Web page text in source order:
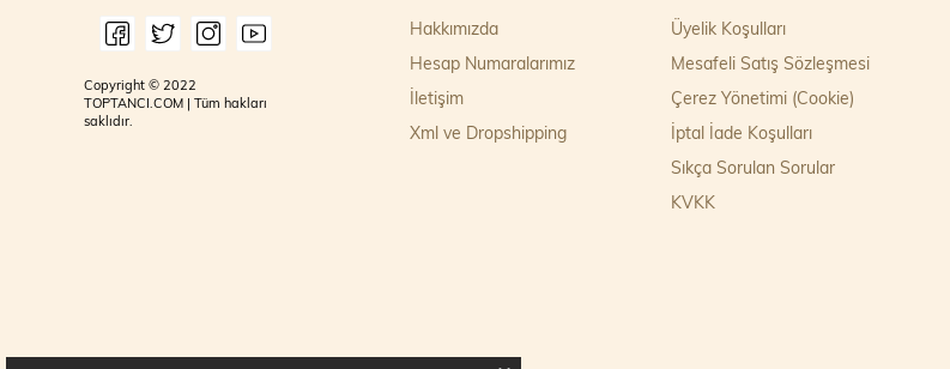
Hakkımızda
Hesap Numaralarımız
İletişim
Xml ve Dropshipping
Üyelik Koşulları
Mesafeli Satış Sözleşmesi
Çerez Yönetimi (Cookie)
İptal İade Koşulları
Sıkça Sorulan Sorular
KVKK
Copyright © 2022
TOPTANCI.COM | Tüm hakları
saklıdır.